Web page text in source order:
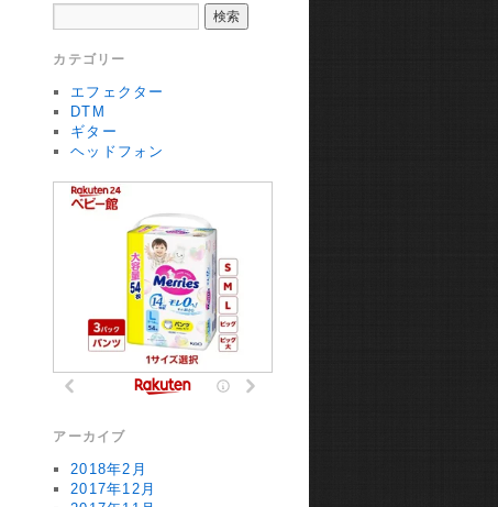
カテゴリー
エフェクター
DTM
ギター
ヘッドフォン
アーカイブ
2018年2月
2017年12月